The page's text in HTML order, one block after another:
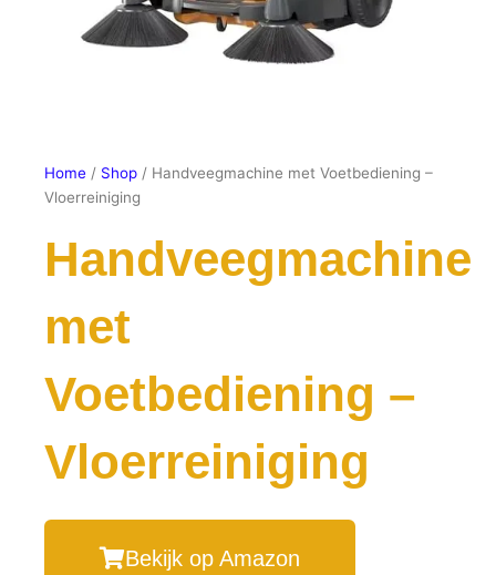
Home / Shop / Handveegmachine met Voetbediening –
Vloerreiniging
Handveegmachine
met
Voetbediening –
Vloerreiniging
Bekijk op Amazon